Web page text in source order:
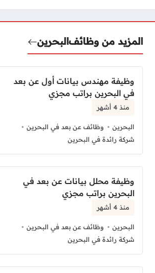
المزيد من وظائفالبحرين
وظيفة مهندس بيانات أول عن بعد
في البحرين براتب مجزي
منذ 4 أشهر
البحرين
وظائف عن بعد في البحرين
شركة رائدة في البحرين
وظيفة محلل بيانات عن بعد في
البحرين براتب مجزي
منذ 4 أشهر
البحرين
وظائف عن بعد في البحرين
شركة رائدة في البحرين